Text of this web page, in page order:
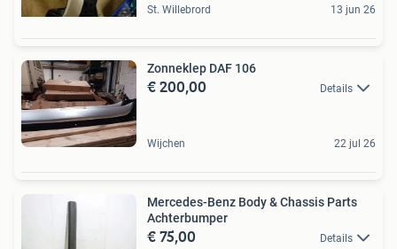
St. Willebrord 13 jun 26
Zonneklep DAF 106
€ 200,00 Details
Wijchen 22 jul 26
Mercedes-Benz Body & Chassis Parts
Achterbumper
€ 75,00 Details